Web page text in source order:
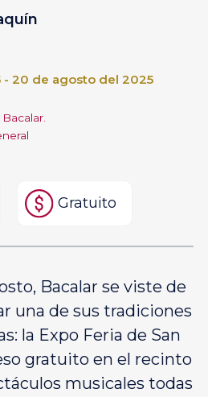
- 20 de agosto del 2025
Gratuito
Bacalar se viste de
una de sus tradiciones
la Expo Feria de San
gratuito en el recinto
musicales todas